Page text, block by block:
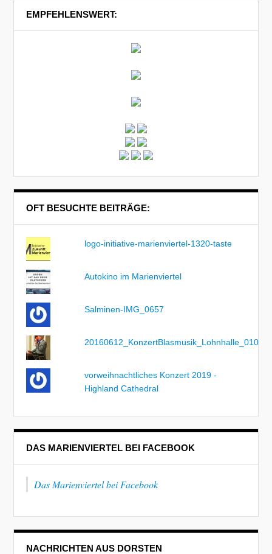
EMPFEHLENSWERT:
OFT BESUCHTE BEITRÄGE:
logo-initiative-marienviertel-1320-taste
Autokino im Marienviertel
Salminen-IMG_0657
20160612_KonzertBlasmusik_Lohnhalle_010
vorweihnachtliches Konzert 2019 -
Highland Cathedral
DAS MARIENVIERTEL BEI FACEBOOK
Das Marienviertel bei Facebook
NACHRICHTEN AUS DORSTEN